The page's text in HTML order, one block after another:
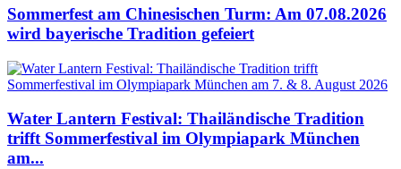
Sommerfest am Chinesischen Turm: Am 07.08.2026
wird bayerische Tradition gefeiert
Water Lantern Festival: Thailändische Tradition
trifft Sommerfestival im Olympiapark München
am...